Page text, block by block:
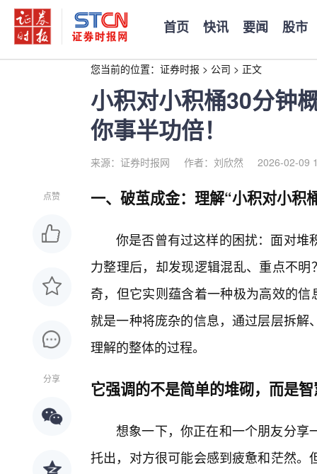
首页 快讯 要闻 股市
您当前的位置： 证券时报 > 公司 > 正文
小积对小积桶30分钟
你事半功倍！
来源：证券时报网 作者：刘欣然 2026-02-09
点赞
分享
一、破茧成金：理解“小积对小积
你是否曾有过这样的困扰：面对堆
力整理后，却发现逻辑混乱、重点不
奇，但它实则蕴含着一种极为高效的
就是一种将庞杂的信息，通过层层拆
理解的整体的过程。
它强调的不是简单的堆砌，而是
想象一下，你正在和一个朋友分享
托出，对方很可能会感到疲惫和茫然